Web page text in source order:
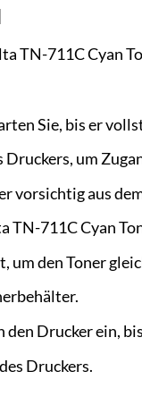
TN-711C Cyan
Sie, bis er
um
vorsichtig aus
TN-711C Cyan
um den Toner
den Drucker ein,
Druckers.